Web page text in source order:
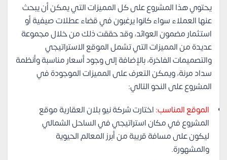
يحتوي هذا المشروع على كل المميزات التي يمكن أن يبحث
عنها العملاء سواء كانوا يرغبون في قضاء عطلات صيفية أو
استثمار مضمون العوائد، وقد حققت ذلك من خلال مجموعة
عديدة من المميزات التي تشمل الموقع الاستراتيجي
والتصميمات الفاخرة، بالإضافة إلى وجود أسعار مناسبة وأنظمة
سداد مرنة، ويمكن التعرف على المميزات الموجودة في
المشروع على النحو التالي:
الموقع المناسب:اختارت شركة نيو بلان العقارية موقع
المشروع في مكان استراتيجي في الساحل الشمالي
ليكون على مسافة قريبة من أبرز المعالم الحيوية
والمشهورة.